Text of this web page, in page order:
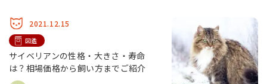
2021.12.15
図鑑
サイベリアンの性格・大きさ・寿命
は？相場価格から飼い方までご紹介